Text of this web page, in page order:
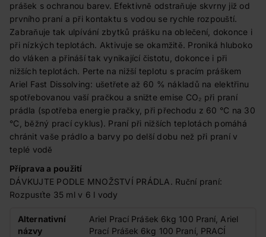
prášek s ochranou barev. Efektivně odstraňuje skvrny již od
prvního praní a při kontaktu s vodou se rychle rozpouští.
Zabraňuje tak ulpívání zbytků prášku na oblečení, dokonce i
při nízkých teplotách. Aktivuje se okamžitě. Proniká hluboko
do vláken a přináší tak vynikající čistotu, dokonce i při
nižších teplotách. Perte na nižší teplotu s pracím práškem
Ariel Fast Dissolving: ušetřete až 60 % nákladů na elektřinu
spotřebovanou vaší pračkou a snižte emise CO₂ při praní
prádla (spotřeba energie pračky, při přechodu z 60 °C na 30
°C, běžný prací cyklus). Praní při nižších teplotách pomáhá
chránit vaše prádlo a barvy po delší dobu než při praní v
teplé vodě
Příprava a použití
DÁVKUJTE PODLE MNOŽSTVÍ PRÁDLA. Ruční praní:
Rozpusťte 35 ml v 6 l vody
Alternativní
názvy
Ariel Prací Prášek 6kg 100 Praní, Ariel
Prací Prášek 6kg 100 Praní, PRACÍ